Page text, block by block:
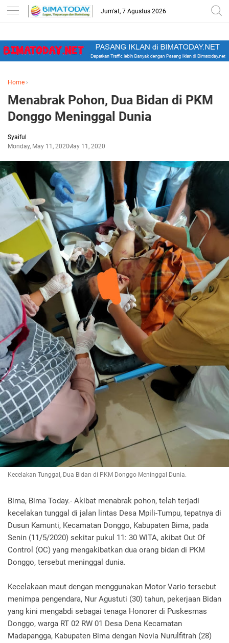
-->
Jum'at, 7 Agustus 2026
Home ›
Menabrak Pohon, Dua Bidan di PKM
Donggo Meninggal Dunia
Syaiful
Monday, May 11, 2020May 11, 2020
Kecelakan Tunggal, Dua Bidan di PKM Donggo Meninggal Dunia.
Bima, Bima Today.- Akibat menabrak pohon, telah terjadi
kecelakan tunggal di jalan lintas Desa Mpili-Tumpu, tepatnya di
Dusun Kamunti, Kecamatan Donggo, Kabupaten Bima, pada
Senin (11/5/2020) sekitar pukul 11: 30 WITA, akibat Out Of
Control (OC) yang mengakibatkan dua orang bidan di PKM
Donggo, tersebut meninggal dunia.
Kecelakaan maut dengan menggunakan Motor Vario tersebut
menimpa pengendara, Nur Agustuti (30) tahun, pekerjaan Bidan
yang kini mengabdi sebagai tenaga Honorer di Puskesmas
Donggo, warga RT 02 RW 01 Desa Dena Kecamatan
Madapangga, Kabupaten Bima dengan Novia Nurulfitrah (28)